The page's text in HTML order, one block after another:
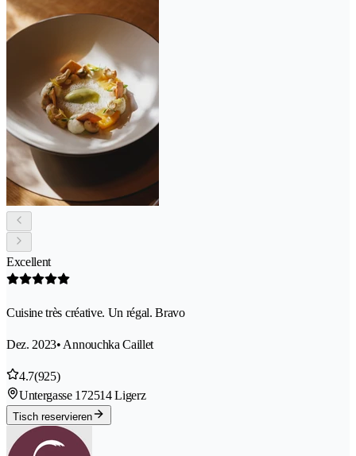
Excellent
Cuisine très créative. Un régal. Bravo
Dez. 2023• Annouchka Caillet
4.7(925)
Untergasse 172514 Ligerz
Tisch reservieren